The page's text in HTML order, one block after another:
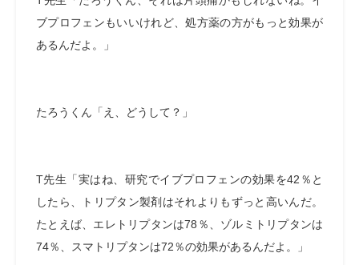
ブプロフェンもいいけれど、処方薬の方がもっと効果が
あるんだよ。」
たろうくん「え、どうして？」
T先生「実はね、研究でイブプロフェンの効果を42 ％と
したら、トリプタン製剤はそれよりもずっと高いんだ。
たとえば、エレトリプタンは78 ％、ゾルミトリプタンは
74％、スマトリプタンは72％の効果があるんだよ。」